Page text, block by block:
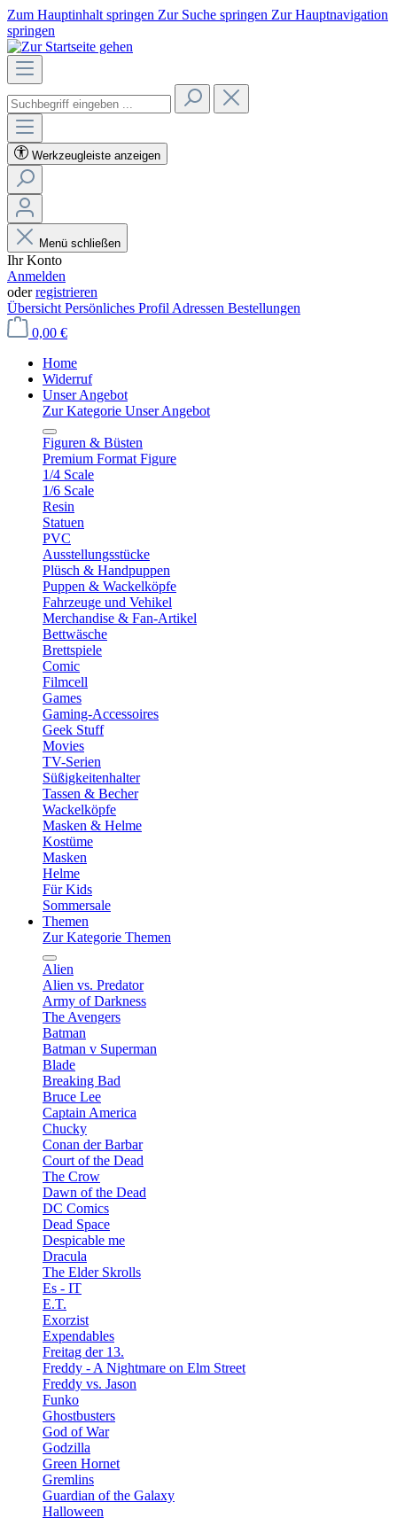
Zum Hauptinhalt springen Zur Suche springen Zur Hauptnavigation
springen
Werkzeugleiste anzeigen
Menü schließen
Ihr Konto
Anmelden
oderregistrieren
Übersicht Persönliches Profil Adressen Bestellungen
0,00 €
Home
Widerruf
Unser Angebot
Zur Kategorie Unser Angebot
Figuren & Büsten
Premium Format Figure
1/4 Scale
1/6 Scale
Resin
Statuen
PVC
Ausstellungsstücke
Plüsch & Handpuppen
Puppen & Wackelköpfe
Fahrzeuge und Vehikel
Merchandise & Fan-Artikel
Bettwäsche
Brettspiele
Comic
Filmcell
Games
Gaming-Accessoires
Geek Stuff
Movies
TV-Serien
Süßigkeitenhalter
Tassen & Becher
Wackelköpfe
Masken & Helme
Kostüme
Masken
Helme
Für Kids
Sommersale
Themen
Zur Kategorie Themen
Alien
Alien vs. Predator
Army of Darkness
The Avengers
Batman
Batman v Superman
Blade
Breaking Bad
Bruce Lee
Captain America
Chucky
Conan der Barbar
Court of the Dead
The Crow
Dawn of the Dead
DC Comics
Dead Space
Despicable me
Dracula
The Elder Skrolls
Es - IT
E.T.
Exorzist
Expendables
Freitag der 13.
Freddy - A Nightmare on Elm Street
Freddy vs. Jason
Funko
Ghostbusters
God of War
Godzilla
Green Hornet
Gremlins
Guardian of the Galaxy
Halloween